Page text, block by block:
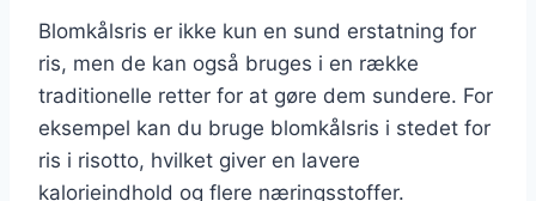
Blomkålsris er ikke kun en sund erstatning for
ris, men de kan også bruges i en række
traditionelle retter for at gøre dem sundere. For
eksempel kan du bruge blomkålsris i stedet for
ris i risotto, hvilket giver en lavere
kalorieindhold og flere næringsstoffer.